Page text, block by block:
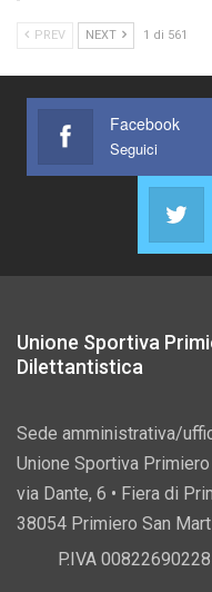
PREV NEXT 1 di 561
Facebook
Seguici
Unione Sportiva
Dilettantistica
Sede amministrativa/
Unione Sportiva Primiero
via Dante, 6 • Fiera di
38054 Primiero San
P.IVA 00822690228